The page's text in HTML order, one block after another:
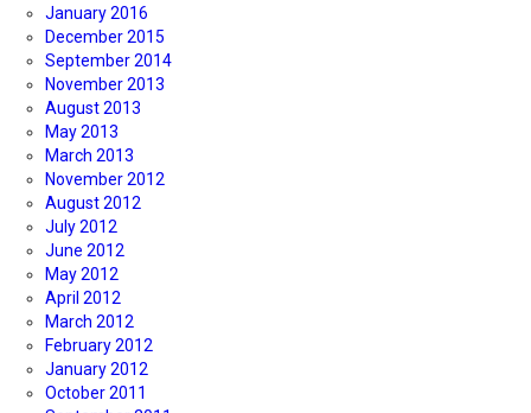
January 2016
December 2015
September 2014
November 2013
August 2013
May 2013
March 2013
November 2012
August 2012
July 2012
June 2012
May 2012
April 2012
March 2012
February 2012
January 2012
October 2011